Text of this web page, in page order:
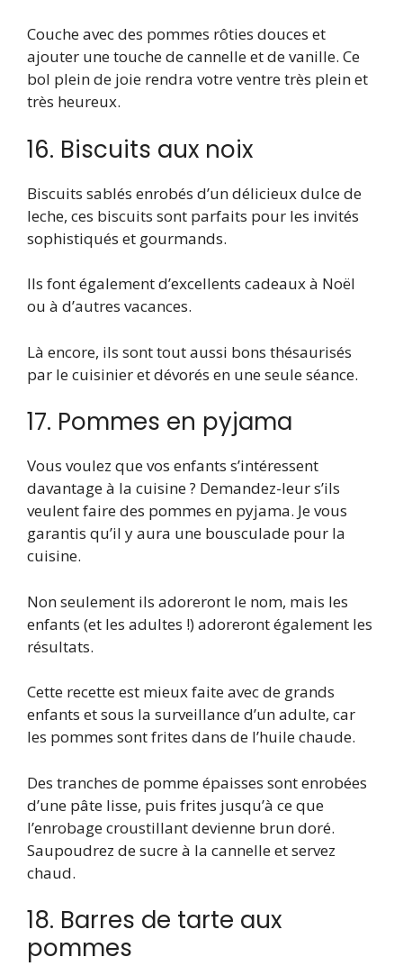
Couche avec des pommes rôties douces et
ajouter une touche de cannelle et de vanille. Ce
bol plein de joie rendra votre ventre très plein et
très heureux.
16. Biscuits aux noix
Biscuits sablés enrobés d’un délicieux dulce de
leche, ces biscuits sont parfaits pour les invités
sophistiqués et gourmands.
Ils font également d’excellents cadeaux à Noël
ou à d’autres vacances.
Là encore, ils sont tout aussi bons thésaurisés
par le cuisinier et dévorés en une seule séance.
17. Pommes en pyjama
Vous voulez que vos enfants s’intéressent
davantage à la cuisine ? Demandez-leur s’ils
veulent faire des pommes en pyjama. Je vous
garantis qu’il y aura une bousculade pour la
cuisine.
Non seulement ils adoreront le nom, mais les
enfants (et les adultes !) adoreront également les
résultats.
Cette recette est mieux faite avec de grands
enfants et sous la surveillance d’un adulte, car
les pommes sont frites dans de l’huile chaude.
Des tranches de pomme épaisses sont enrobées
d’une pâte lisse, puis frites jusqu’à ce que
l’enrobage croustillant devienne brun doré.
Saupoudrez de sucre à la cannelle et servez
chaud.
18. Barres de tarte aux
pommes